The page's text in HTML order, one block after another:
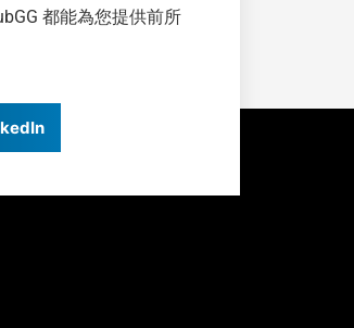
都能為您提供前所